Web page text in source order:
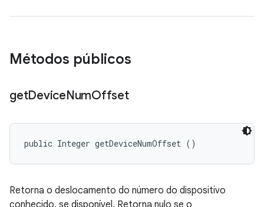
Métodos públicos
getDeviceNumOffset
public Integer getDeviceNumOffset ()
Retorna o deslocamento do número do dispositivo
conhecido, se disponível. Retorna nulo se o